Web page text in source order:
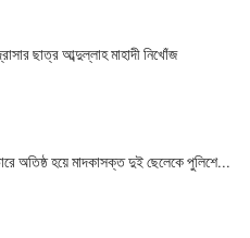
ছাত্র আব্দুল্লাহ মাহাদী নিখোঁজ
অতিষ্ঠ হয়ে মাদকাসক্ত দুই ছেলেকে পুলিশে...